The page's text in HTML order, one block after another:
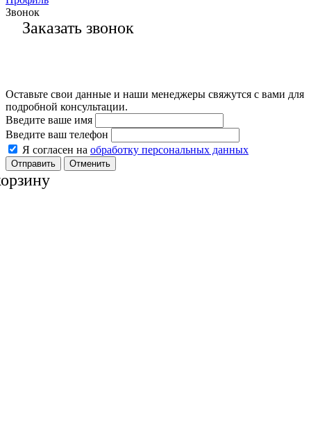
Звонок
Заказать звонок
Оставьте свои данные и наши менеджеры свяжутся с вами для
подробной консультации.
Введите ваше имя
Введите ваш телефон
Я согласен на обработку персональных данных
Отменить